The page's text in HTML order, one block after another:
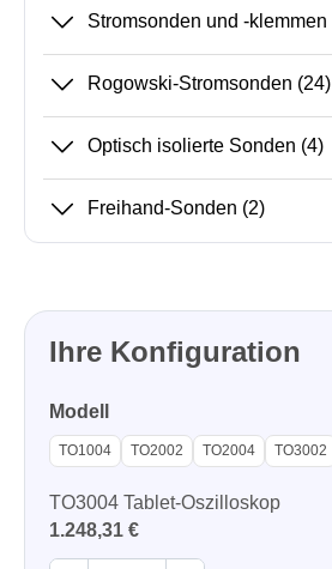
Stromsonden und -klemmen
Rogowski-Stromsonden (24)
Optisch isolierte Sonden (4)
Freihand-Sonden (2)
Ihre Konfiguration
Modell
TO1004 TO2002 TO2004 TO3002
TO3004 Tablet-Oszilloskop
1.248,31 €